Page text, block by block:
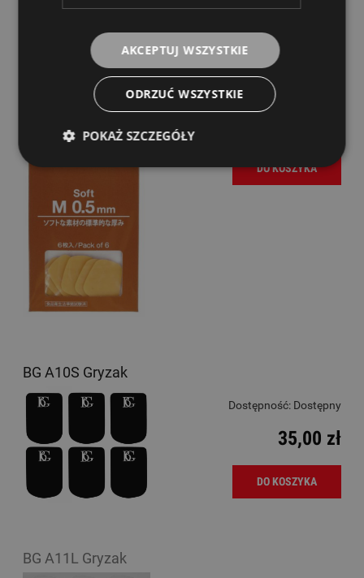
Gryzak - Yamaha Mouthpiece Patch 0,5mm S
Dostępność:
DO KOSZYKA
BG A10S Gryzak
Dostępność: Dostępny
35,00 zł
DO KOSZYKA
BG A11L Gryzak
AKCEPTUJ WSZYSTKIE
ODRZUĆ WSZYSTKIE
POKAŻ SZCZEGÓŁY